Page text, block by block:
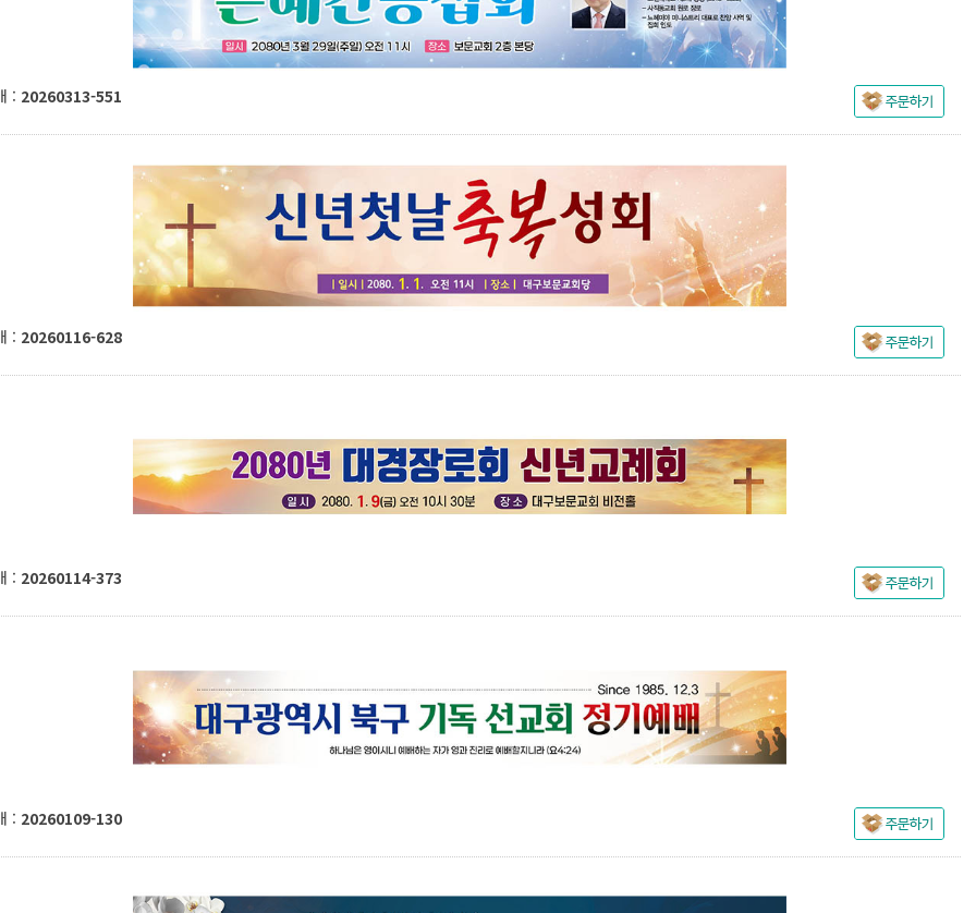
: 20260313-551
: 20260116-628
: 20260114-373
: 20260109-130